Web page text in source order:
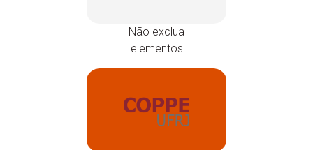
Não exclua
elementos